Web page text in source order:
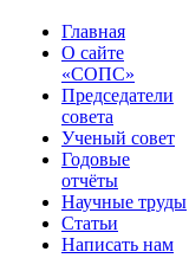
Главная
О сайте
«СОПС»
Председатели
совета
Ученый совет
Годовые
отчёты
Научные труды
Статьи
Написать нам